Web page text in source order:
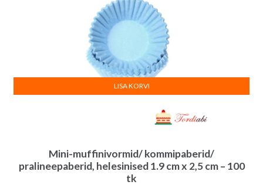
Mini-muffinivormid/ kommipaberid/
pralineepaberid, helesinised 1.9 cm x 2,5 cm – 100
tk
LISA KORVI